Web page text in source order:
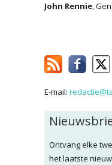
John Rennie,
E-mail:
Ontvang elke
het laatste